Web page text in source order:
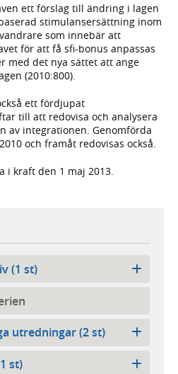
ett förslag till ändring i lagen
stimulansersättning inom
som innebär att
för att få sfi-bonus anpassas
med det nya sättet att ange
(2010:800).
ett fördjupat
till att redovisa och analysera
av integrationen. Genomförda
och framåt redovisas också.
i kraft den 1 maj 2013.
(1 st)
utredningar (2 st)
st)